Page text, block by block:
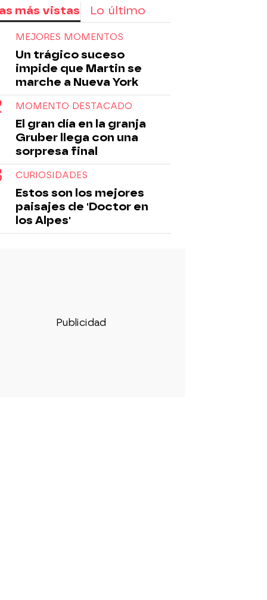
más vistas Lo último
MEJORES MOMENTOS
Un trágico suceso
impide que Martin se
marche a Nueva York
MOMENTO DESTACADO
El gran día en la granja
Gruber llega con una
sorpresa final
CURIOSIDADES
Estos son los mejores
paisajes de 'Doctor en
los Alpes'